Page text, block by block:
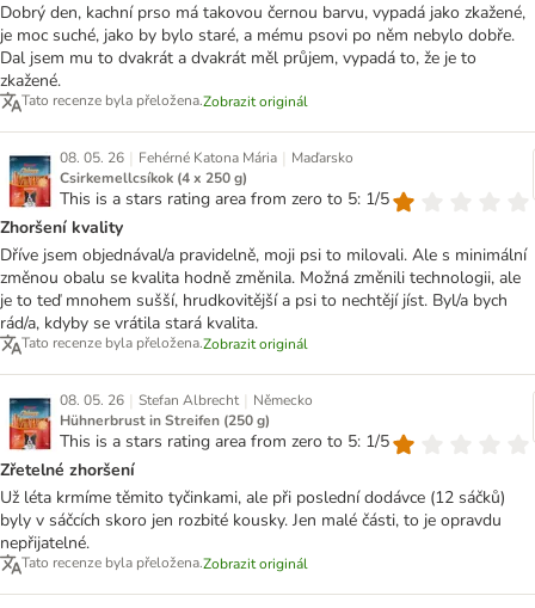
Dobrý den, kachní prso má takovou černou barvu, vypadá jako zkažené,
je moc suché, jako by bylo staré, a mému psovi po něm nebylo dobře.
Dal jsem mu to dvakrát a dvakrát měl průjem, vypadá to, že je to
zkažené.
Tato recenze byla přeložena.Zobrazit originál
08. 05. 26 | Fehérné Katona Mária | Maďarsko
Csirkemellcsíkok (4 x 250 g)
This is a stars rating area from zero to 5: 1/5
Zhoršení kvality
Dříve jsem objednával/a pravidelně, moji psi to milovali. Ale s minimální
změnou obalu se kvalita hodně změnila. Možná změnili technologii, ale
je to teď mnohem sušší, hrudkovitější a psi to nechtějí jíst. Byl/a bych
rád/a, kdyby se vrátila stará kvalita.
Tato recenze byla přeložena.Zobrazit originál
08. 05. 26 | Stefan Albrecht | Německo
Hühnerbrust in Streifen (250 g)
This is a stars rating area from zero to 5: 1/5
Zřetelné zhoršení
Už léta krmíme těmito tyčinkami, ale při poslední dodávce (12 sáčků)
byly v sáčcích skoro jen rozbité kousky. Jen malé části, to je opravdu
nepřijatelné.
Tato recenze byla přeložena.Zobrazit originál